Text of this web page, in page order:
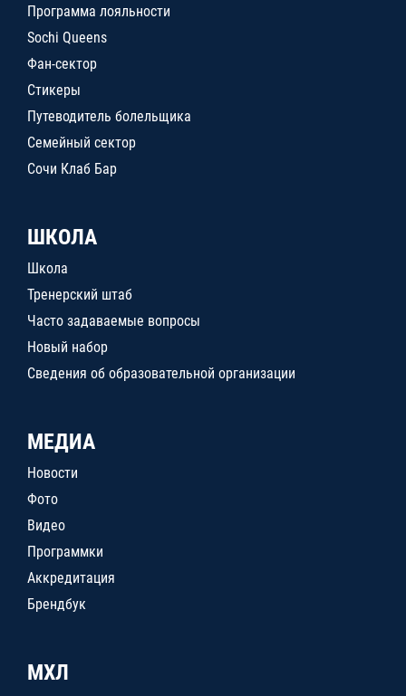
Программа лояльности
Sochi Queens
Фан-сектор
Стикеры
Путеводитель болельщика
Семейный сектор
Сочи Клаб Бар
ШКОЛА
Школа
Тренерский штаб
Часто задаваемые вопросы
Новый набор
Сведения об образовательной организации
МЕДИА
Новости
Фото
Видео
Программки
Аккредитация
Брендбук
МХЛ